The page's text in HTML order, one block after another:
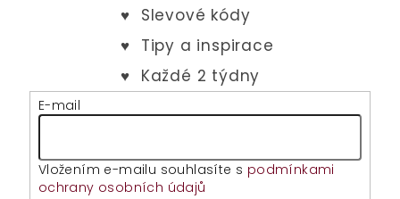
E-mail
Vložením e-mailu souhlasíte s podmínkami
ochrany osobních údajů